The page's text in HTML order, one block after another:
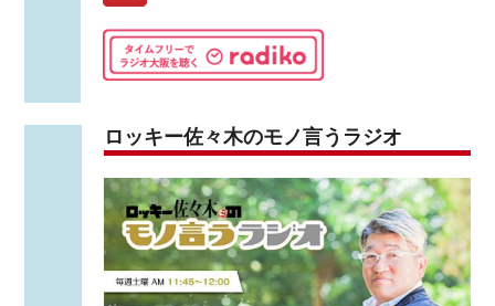
ロッキー佐々木のモノ言うラジオ